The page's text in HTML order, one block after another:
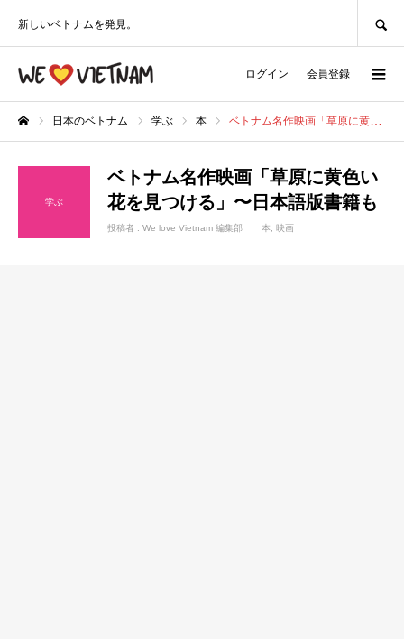
新しいベトナムを発見。
ログイン 会員登録
日本のベトナム 学ぶ 本 ベトナム名作映画「草原に黄色い花を見つける」〜日本語版書籍も
学ぶ
ベトナム名作映画「草原に黄色い
花を見つける」〜日本語版書籍も
投稿者 : We love Vietnam 編集部 本 映画